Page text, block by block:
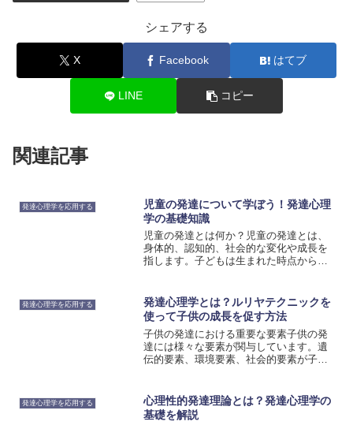
シェアする
X Facebook はてブ
LINE コピー
関連記事
発達心理学を応用する
児童の発達について学ぼう！発達心理
学の基礎知識
児童の発達とは何か？児童の発達とは、
身体的、認知的、社会的な変化や成長を
指します。子どもは生まれた時点から成
すくめる、幼児が言葉を話し始める、学
童期に友達との関係を築く...
発達心理学を応用する
発達心理学とは？ルリヤテクニックを
使って子供の成長を促す方法
子供の発達における重要な要素子供の発
達には様々な要素が関与しています。遺
伝的要素、環境要素、社会的要素が子供
ている遺伝子によって決まります。これ
は子供の身体的特徴や知能の...
発達心理学を応用する
心理性的発達理論とは？発達心理学の
基礎を解説